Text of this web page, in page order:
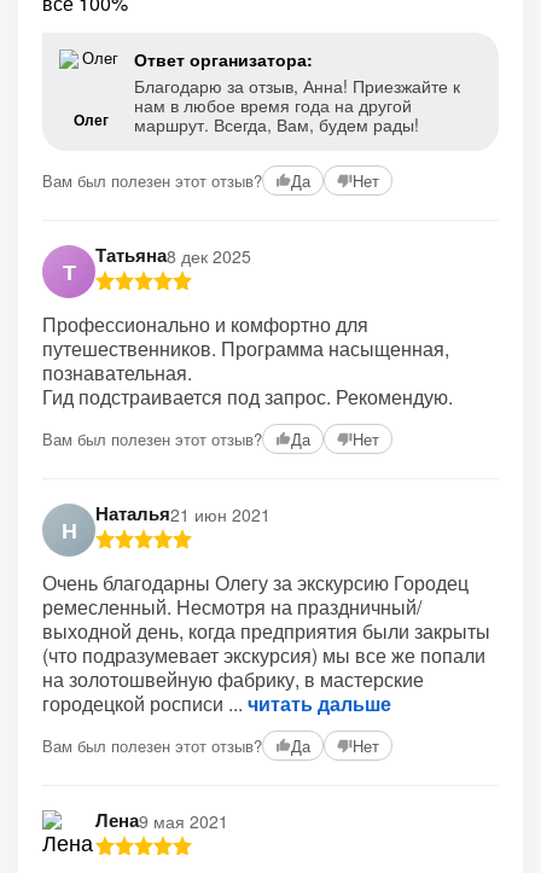
Олег
Ответ организатора:
Благодарю за отзыв, Анна! Приезжайте к
нам в любое время года на другой
маршрут. Всегда, Вам, будем рады!
Вам был полезен этот отзыв? Да Нет
Т
Татьяна8 дек 2025
Профессионально и комфортно для
путешественников. Программа насыщенная,
познавательная.
Гид подстраивается под запрос. Рекомендую.
Вам был полезен этот отзыв? Да Нет
Н
Наталья21 июн 2021
Очень благодарны Олегу за экскурсию Городец
ремесленный. Несмотря на праздничный/
выходной день, когда предприятия были закрыты
(что подразумевает экскурсия) мы все же попали
на золотошвейную фабрику, в мастерские
городецкой росписи
читать дальше
Вам был полезен этот отзыв? Да Нет
Лена9 мая 2021